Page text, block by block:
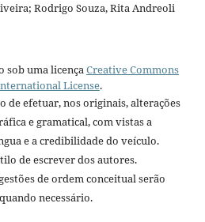
Rodrigo Souza, Rita Andreoli
sob uma licençaCreative Commons
License.
de efetuar, nos originais, alterações
e gramatical, com vistas a
e a credibilidade do veículo.
de escrever dos autores.
de ordem conceitual serão
necessário.